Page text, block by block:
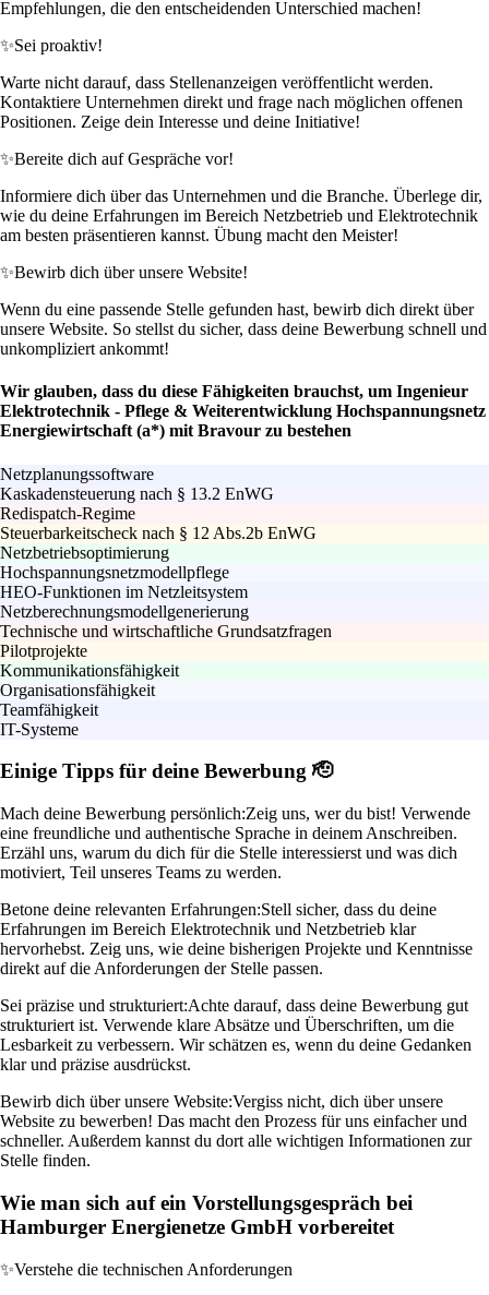
Empfehlungen, die den entscheidenden Unterschied machen!
✨Sei proaktiv!
Warte nicht darauf, dass Stellenanzeigen veröffentlicht werden.
Kontaktiere Unternehmen direkt und frage nach möglichen offenen
Positionen. Zeige dein Interesse und deine Initiative!
✨Bereite dich auf Gespräche vor!
Informiere dich über das Unternehmen und die Branche. Überlege dir,
wie du deine Erfahrungen im Bereich Netzbetrieb und Elektrotechnik
am besten präsentieren kannst. Übung macht den Meister!
✨Bewirb dich über unsere Website!
Wenn du eine passende Stelle gefunden hast, bewirb dich direkt über
unsere Website. So stellst du sicher, dass deine Bewerbung schnell und
unkompliziert ankommt!
Wir glauben, dass du diese Fähigkeiten brauchst, um Ingenieur
Elektrotechnik - Pflege & Weiterentwicklung Hochspannungsnetz
Energiewirtschaft (a*) mit Bravour zu bestehen
Netzplanungssoftware
Kaskadensteuerung nach § 13.2 EnWG
Redispatch-Regime
Steuerbarkeitscheck nach § 12 Abs.2b EnWG
Netzbetriebsoptimierung
Hochspannungsnetzmodellpflege
HEO-Funktionen im Netzleitsystem
Netzberechnungsmodellgenerierung
Technische und wirtschaftliche Grundsatzfragen
Pilotprojekte
Kommunikationsfähigkeit
Organisationsfähigkeit
Teamfähigkeit
IT-Systeme
Einige Tipps für deine Bewerbung 🫡
Mach deine Bewerbung persönlich:Zeig uns, wer du bist! Verwende
eine freundliche und authentische Sprache in deinem Anschreiben.
Erzähl uns, warum du dich für die Stelle interessierst und was dich
motiviert, Teil unseres Teams zu werden.
Betone deine relevanten Erfahrungen:Stell sicher, dass du deine
Erfahrungen im Bereich Elektrotechnik und Netzbetrieb klar
hervorhebst. Zeig uns, wie deine bisherigen Projekte und Kenntnisse
direkt auf die Anforderungen der Stelle passen.
Sei präzise und strukturiert:Achte darauf, dass deine Bewerbung gut
strukturiert ist. Verwende klare Absätze und Überschriften, um die
Lesbarkeit zu verbessern. Wir schätzen es, wenn du deine Gedanken
klar und präzise ausdrückst.
Bewirb dich über unsere Website:Vergiss nicht, dich über unsere
Website zu bewerben! Das macht den Prozess für uns einfacher und
schneller. Außerdem kannst du dort alle wichtigen Informationen zur
Stelle finden.
Wie man sich auf ein Vorstellungsgespräch bei
Hamburger Energienetze GmbH vorbereitet
✨Verstehe die technischen Anforderungen